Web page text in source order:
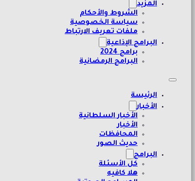
المزيد
الشروط والأحكام
سياسة الخصوصية
ملفات تعريف الارتباط
البرامج الإذاعية
برامج 2024
البرامج الرمضانية
الرئيسة
الأخبار
الأخبار السلطانية
الأخبار
المحافظات
حديث الصور
البرامج
كل الأسئلة
هلا كافيه